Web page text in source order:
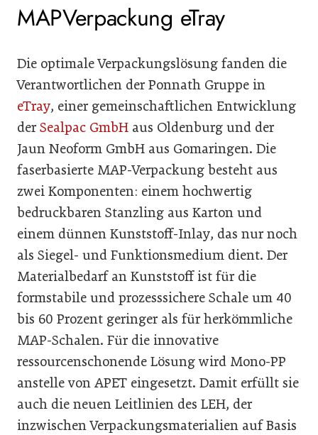
MAP­Verpackung eTray
Die optimale Verpackungslösung fanden die
Verantwortlichen der Ponnath Gruppe in
eTray, einer gemeinschaftlichen Entwicklung
der Sealpac GmbH aus Oldenburg und der
Jaun Neoform GmbH aus Gomaringen. Die
faserbasierte MAP-Verpackung besteht aus
zwei Komponenten: einem hochwertig
bedruckbaren Stanzling aus Karton und
einem dünnen Kunststoff-Inlay, das nur noch
als Siegel- und Funktionsmedium dient. Der
Materialbedarf an Kunststoff ist für die
formstabile und prozesssichere Schale um 40
bis 60 Prozent geringer als für herkömmliche
MAP-Schalen. Für die innovative
ressourcenschonende Lösung wird Mono-PP
anstelle von APET eingesetzt. Damit erfüllt sie
auch die neuen Leitlinien des LEH, der
inzwischen Verpackungsmaterialien auf Basis